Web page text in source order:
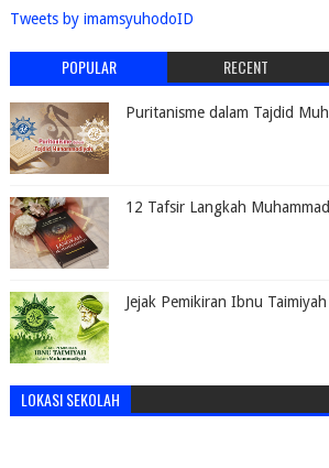
Tweets by imamsyuhodoID
POPULAR RECENT
Puritanisme dalam Tajdid
12 Tafsir Langkah
Jejak Pemikiran Ibnu
LOKASI SEKOLAH